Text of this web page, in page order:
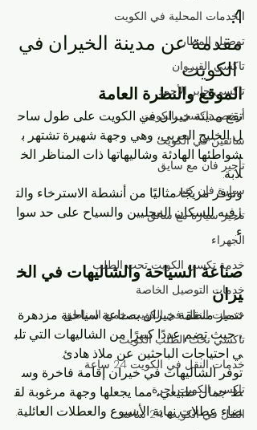
الخدمات المحلية في الكويت
توصيل المطار
تاكسي القيروان
تاكسي جابر الأحمد
أرخص تاكسي بالكويت
سائقين في الكويت
تأجير فان مع سايق
سيارة فان كبير
تأجير سيارة مع سائق
الجهراء
خدمة تكسي الكويت تحت الطلب
خدمات التوصيل الخاصة
خدمات النقل في الكويت جميع المناطق
تاكسي تحت الطلب الكويت
خدمات النقل في الكويت 24 ساعة
تاكسي الكويت اجرة
النقل في الكويت 24 ساعة
1.
مقدمة عن مدينة الخيران في
الكويت
الموقع والنظرة العامة
تقع مدينة خيران في الكويت على طول ساح
ل الخليج العربي، وهي وجهة شهيرة تشتهر ب
شواطئها الهادئة وشاليهاتها ذات المناظر الخ
لابة.
وتوفر مزيجًا مثاليًا من أنشطة الاسترخاء والت
رفيه للسكان المحليين والسياح على حد سوا
ء.
صناعة السياحة والشاليهات في الخ
يران
تتميز منطقة خيران بصناعة سياحية مزدهرة
، حيث تضم عددًا كبيرًا من الشاليهات التي تلب
ي احتياجات الباحثين عن ملاذ هادئ.
توفر الشاليهات في خيران إقامة فاخرة وس
ط جمال طبيعي، مما يجعلها وجهة مرغوبة لق
ضاء عطلات نهاية الأسبوع والعطلات العائلية.